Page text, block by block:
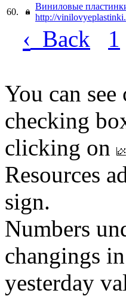
60.
Виниловые
http://
‹ Back 1
You can
checking
clicking on
Resources
sign.
Numbers
changings
yesterday